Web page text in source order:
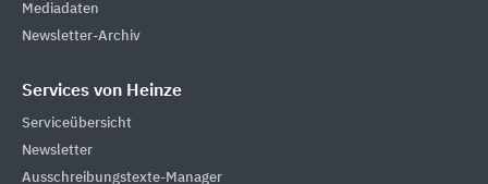
Mediadaten
Newsletter-Archiv
Services von Heinze
Serviceübersicht
Newsletter
Ausschreibungstexte-Manager